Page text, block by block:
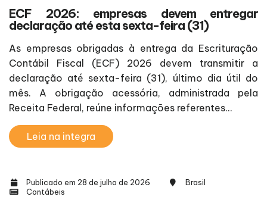
ECF 2026: empresas devem entregar
declaração até esta sexta-feira (31)
As empresas obrigadas à entrega da Escrituração
Contábil Fiscal (ECF) 2026 devem transmitir a
declaração até sexta-feira (31), último dia útil do
mês. A obrigação acessória, administrada pela
Receita Federal, reúne informações referentes...
Leia na integra
Publicado em 28 de julho de 2026
Brasil
Contábeis